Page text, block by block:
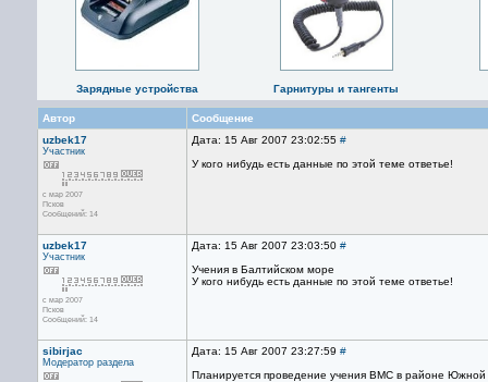
Зарядные устройства Гарнитуры и тангенты
Автор
Сообщение
uzbek17
Участник
с мар 2007
Псков
Сообщений: 14
Дата: 15 Авг 2007 23:02:55 #
У кого нибудь есть данные по этой теме ответье!
uzbek17
Участник
с мар 2007
Псков
Сообщений: 14
Дата: 15 Авг 2007 23:03:50 #
Учения в Балтийском море
У кого нибудь есть данные по этой теме ответье!
sibirjac
Модератор раздела
Дата: 15 Авг 2007 23:27:59 #
Планируется проведение учения ВМС в районе Южной